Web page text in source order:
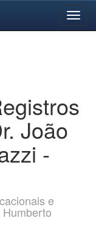
João
-
e